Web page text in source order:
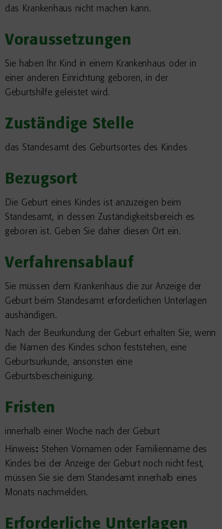
das Krankenhaus nicht machen kann.
Voraussetzungen
Sie haben Ihr Kind in einem Krankenhaus oder in
einer anderen Einrichtung geboren, in der
Geburtshilfe geleistet wird.
Zuständige Stelle
das Standesamt des Geburtsortes des Kindes
Bezugsort
Die Geburt eines Kindes ist anzuzeigen beim
Standesamt, in dessen Zuständigkeitsbereich es
geboren ist. Geben Sie daher diesen Ort ein.
Verfahrensablauf
Sie müssen dem Krankenhaus die zur Anzeige der
Geburt beim Standesamt erforderlichen Unterlagen
aushändigen.
Nach der Beurkundung der Geburt erhalten Sie, wenn
die Namen des Kindes schon feststehen, eine
Geburtsurkunde, ansonsten eine
Geburtsbescheinigung.
Fristen
innerhalb einer Woche nach der Geburt
Hinweis: Stehen Vornamen oder Familienname des
Kindes bei der Anzeige der Geburt noch nicht fest,
müssen Sie sie dem Standesamt innerhalb eines
Monats nachmelden.
Erforderliche Unterlagen